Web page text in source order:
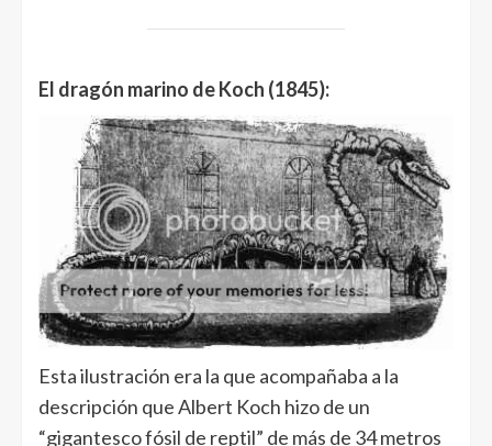
El dragón marino de Koch (1845):
Esta ilustración era la que acompañaba a la
descripción que Albert Koch hizo de un
“gigantesco fósil de reptil” de más de 34 metros